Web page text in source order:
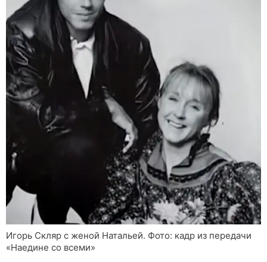
Игорь Скляр с женой Натальей. Фото: кадр из передачи
«Наедине со всеми»